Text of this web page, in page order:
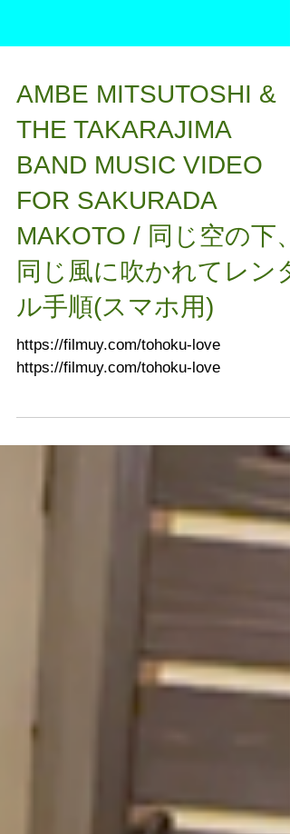
AMBE MITSUTOSHI &
THE TAKARAJIMA
BAND MUSIC VIDEO
FOR SAKURADA
MAKOTO / 同じ空の下、
同じ風に吹かれて​レンタ
ル手順(スマホ用)
https://filmuy.com/tohoku-love